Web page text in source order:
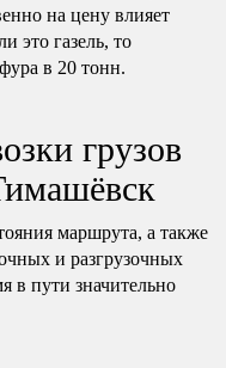
на цену влияет
это газель, то
в 20 тонн.
грузов
маршрута, а также
и разгрузочных
в пути значительно